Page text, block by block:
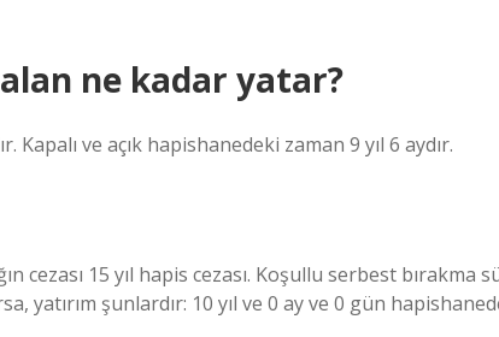
ne kadar yatar?
Kapalı ve açık hapishanedeki zaman 9 yıl 6 aydır.
cezası 15 yıl hapis cezası. Koşullu serbest bırakma
yatırım şunlardır: 10 yıl ve 0 ay ve 0 gün